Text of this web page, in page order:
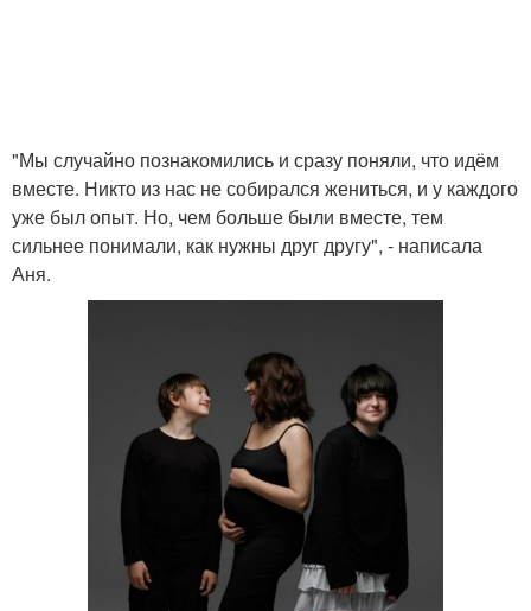
"Мы случайно познакомились и сразу поняли, что идём
вместе. Никто из нас не собирался жениться, и у каждого
уже был опыт. Но, чем больше были вместе, тем
сильнее понимали, как нужны друг другу", - написала
Аня.